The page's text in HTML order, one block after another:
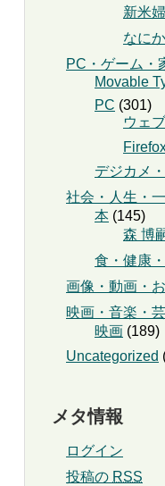
新米
なに
PC・ゲーム・
Movable
PC (301)
ウェ
デジカメ
社会・人生・
本 (145)
森 博
食・健康
画像・動画・
映画・音楽・
映画 (189)
Uncategorized
メタ情報
ログイン
投稿の RSS